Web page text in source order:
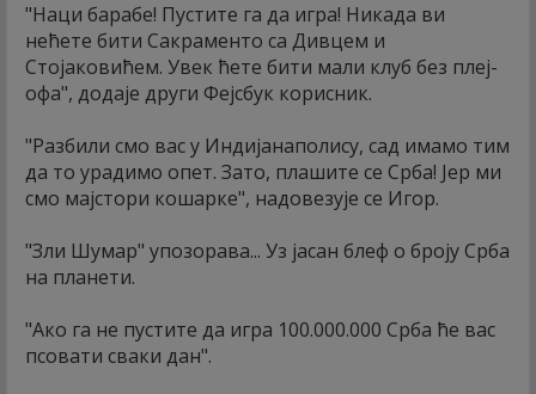
"Наци барабе! Пустите га да игра! Никада ви
нећете бити Сакраменто са Дивцем и
Стојаковићем. Увек ћете бити мали клуб без плеј-
офа", додаје други Фејсбук корисник.
"Разбили смо вас у Индијанаполису, сад имамо тим
да то урадимо опет. Зато, плашите се Срба! Јер ми
смо мајстори кошарке", надовезује се Игор.
"Зли Шумар" упозорава... Уз јасан блеф о броју Срба
на планети.
"Ако га не пустите да игра 100.000.000 Срба ће вас
псовати сваки дан".